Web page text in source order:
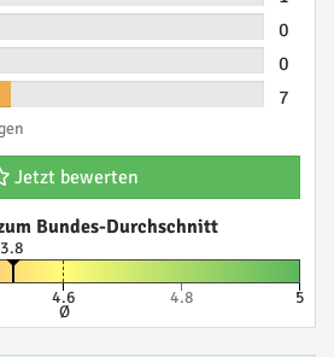
0
0
7
Jetzt bewerten
Bundes-Durchschnitt
3.8
4.6
Ø
4.8 5